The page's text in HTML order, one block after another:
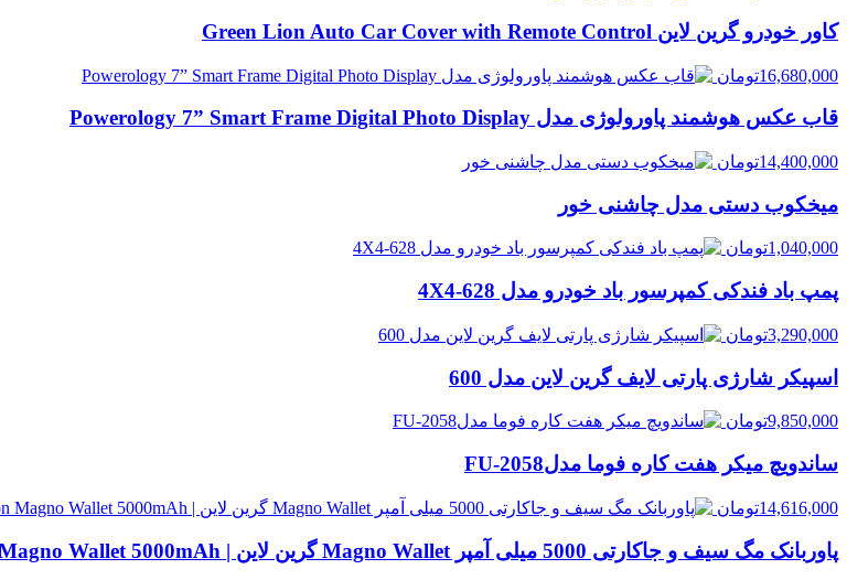
کاور خودرو گرین لاین Green Lion Auto Car Cover with Remote Control
16,680,000تومان
قاب عکس هوشمند پاورولوژی مدل Powerology 7” Smart Frame Digital Photo Display
14,400,000تومان
میخکوب دستی مدل چاشنی خور
1,040,000تومان
پمپ باد فندکی کمپرسور باد خودرو مدل 628-4X4
3,290,000تومان
اسپیکر شارژی پارتی لایف گرین لاین مدل 600
9,850,000تومان
ساندویچ میکر هفت کاره فوما مدلFU-2058
14,616,000تومان
پاوربانک مگ سیف و جاکارتی 5000 میلی آمپر Magno Wallet گرین لاین | Green Lion Magno Wallet 5000mAh